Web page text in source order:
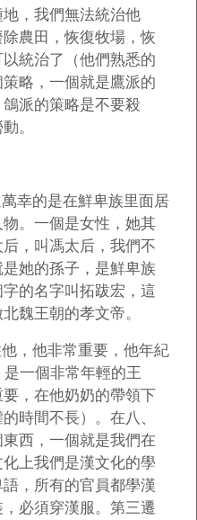
，我們無法統治他
農田，恢復牧場，恢
統治了（他們熟悉的
略，一個就是鷹派的
派的策略是不要殺
。
幸的是在鮮卑族里面居
。一個是女性，她其
，叫馮太后，我們不
她的孫子，是鮮卑族
的名字叫拓跋宏，這
魏王朝的孝文帝。
，他非常重要，他年紀
一個非常年輕的王
，在他奶奶的帶領下
時間不長）。在八、
西，一個就是我們在
上我們是漢文化的學
，所有的官員都學漢
必須穿漢服。第三遷